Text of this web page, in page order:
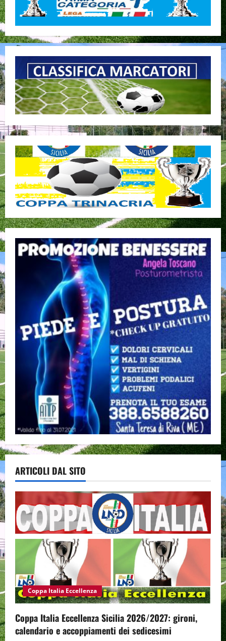
ARTICOLI DAL SITO
Coppa Italia Eccellenza
Coppa Italia Eccellenza Sicilia 2026/2027: gironi,
calendario e accoppiamenti dei sedicesimi